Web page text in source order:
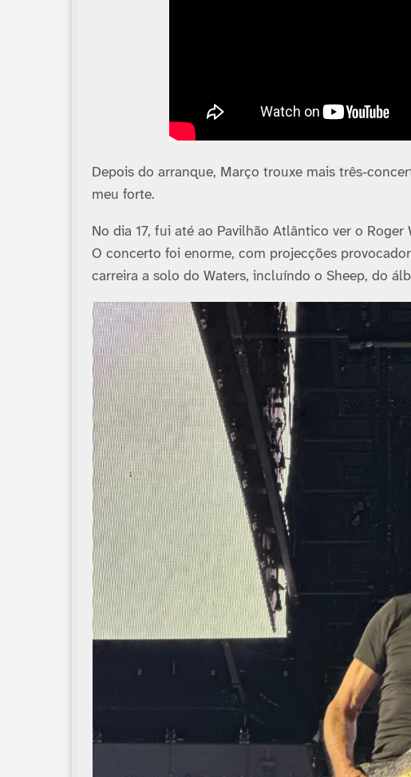
Depois do arranque, Março trouxe mais três-
meu forte.
No dia 17, fui até ao Pavilhão Atlântico ver o
O concerto foi enorme, com projecções
carreira a solo do Waters, incluí­ndo o Sheep, do